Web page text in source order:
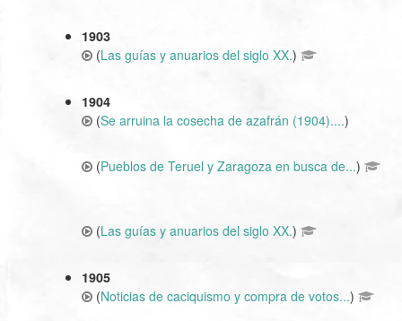
1903
(Las guías y anuarios del siglo XX.)
1904
(Se arruina la cosecha de azafrán (1904)....)
(Pueblos de Teruel y Zaragoza en busca de...)
(Las guías y anuarios del siglo XX.)
1905
(Noticias de caciquismo y compra de votos...)